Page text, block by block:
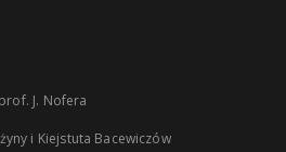
J. Nofera
i Kiejstuta Bacewiczów